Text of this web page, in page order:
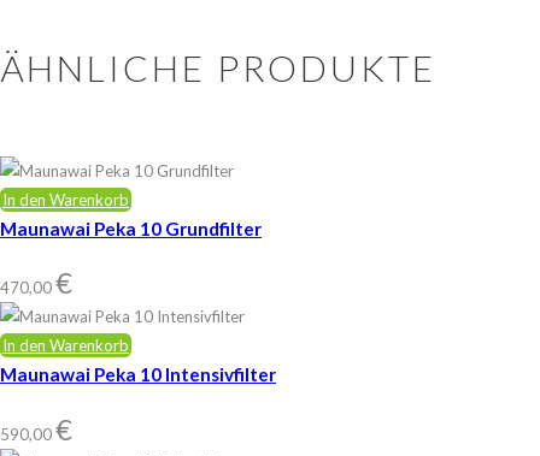
ÄHNLICHE PRODUKTE
In den Warenkorb
Maunawai Peka 10 Grundfilter
470,00€
In den Warenkorb
Maunawai Peka 10 Intensivfilter
590,00€